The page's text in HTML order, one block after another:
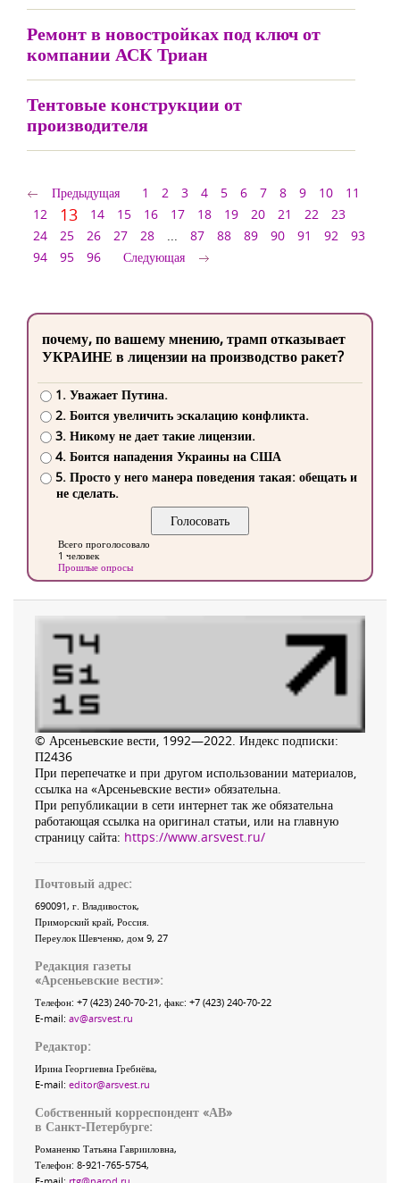
Ремонт в новостройках под ключ от
компании АСК Триан
Тентовые конструкции от
производителя
Предыдущая 1 2 3 4 5 6 7 8 9 10
11
12
13 14 15 16 17 18 19 20 21 22
23
24
25 26 27 28 ... 87 88 89 90 91 92
93
94
95 96 Следующая
почему, по вашему мнению, трамп отказывает
УКРАИНЕ в лицензии на производство ракет?
1. Уважает Путина.
2. Боится увеличить эскалацию конфликта.
3. Никому не дает такие лицензии.
4. Боится нападения Украины на США
5. Просто у него манера поведения такая: обещать и
не сделать.
Всего проголосовало
1 человек
Прошлые опросы
© Арсеньевские вести, 1992—2022. Индекс подписки:
П2436
При перепечатке и при другом использовании материалов,
ссылка на «Арсеньевские вести» обязательна.
При републикации в сети интернет так же обязательна
работающая ссылка на оригинал статьи, или на главную
страницу сайта: https://www.arsvest.ru/
Почтовый адрес:
690091, г. Владивосток,
Приморский край, Россия
Переулок Шевченко, дом 9, 27
Редакция газеты
«Арсеньевские вести»:
Телефон: +7 (423) 240-70-21, факс: +7 (423) 240-70-22
E-mail: av@arsvest.ru
Редактор:
Ирина Георгиевна Гребнёва,
E-mail: editor@arsvest.ru
Собственный корреспондент «АВ»
в Санкт-Петербурге:
Романенко Татьяна Гаврииловна,
Телефон: 8-921-765-5754,